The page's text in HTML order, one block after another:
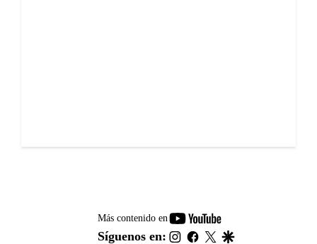
Más contenido en
youtube-
footer
Síguenos en: instagram
facebook
twitter